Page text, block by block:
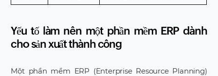
Yếu tố làm nên một phần mềm ERP dành
cho sản xuất thành công
Một phần mềm ERP (Enterprise Resource Planning)